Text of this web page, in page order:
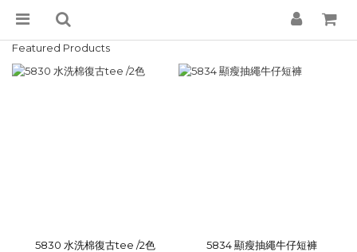
Featured Products
5830 水洗棉復古tee /2色
5834 顯瘦抽繩牛仔短褲